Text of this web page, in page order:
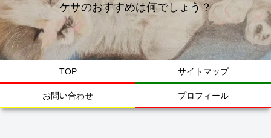
ケサのおすすめは何でしょう？
TOP サイトマップ
お問い合わせ プロフィール